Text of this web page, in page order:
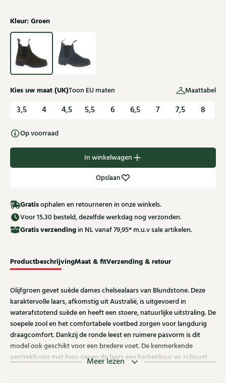
Kleur: Groen
Kies uw maat (UK)Toon EU maten Maattabel
3,5 4 4,5 5,5 6 6,5 7 7,5 8
Op voorraad
In winkelwagen
Opslaan
Gratisophalen en retourneren in onze winkels.
Voor 15.30 besteld, dezelfde werkdag nog verzonden.
Gratisverzending in NL vanaf 79,95* m.u.v sale artikelen.
ProductbeschrijvingMaat & fitVerzending & retour
Olijfgroen gevet suède dames chelsealaars van Blundstone. Deze
karaktervolle laars, afkomstig uit Australië, is uitgevoerd in
waterafstotend suède en heeft een stoere, natuurlijke uitstraling. De
soepele zool en het comfortabele voetbed zorgen voor langdurig
draagcomfort. Dankzij de ronde leest en ruimere pasvorm is dit
model ook geschikt voor een bredere voet. De kenmerkende
aantreklusjes met logo geven de laars een herkenbaar en robuust
Meer lezen